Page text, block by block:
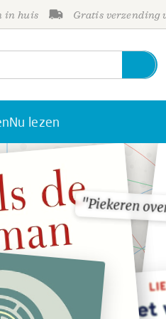
in huis Gratis verzending
Nu lezen
"Piekeren
"Piekeren